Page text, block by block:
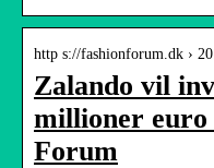
http s://fashionforum.dk ›
Zalando vil
millioner euro
Forum